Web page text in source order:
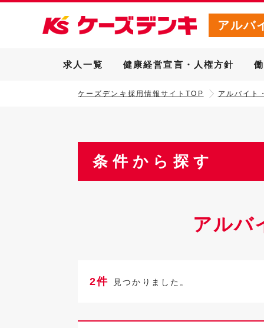
アルバ
求人一覧 健康経営宣言・人権方針
ケーズデンキ採用情報サイトTOP アルバイト
条件から探す
アルバ
2件 見つかりました。